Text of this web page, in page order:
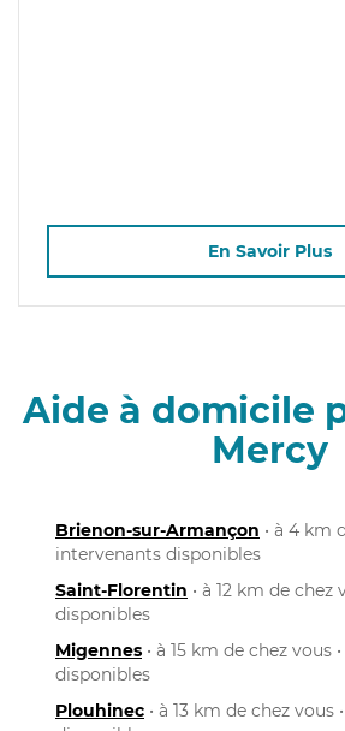
En Savoir Plus
Aide à domicile
Mercy
Brienon-sur-Armançon • à 4 km
intervenants disponibles
Saint-Florentin • à 12 km de
disponibles
Migennes • à 15 km de chez vous
disponibles
Plouhinec • à 13 km de chez vous